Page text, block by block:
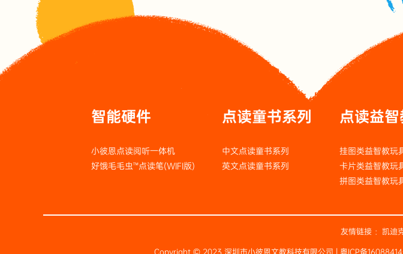
智能硬件
小彼恩点读阅听一体机
好饿毛毛虫™点读笔(WIFI版)
点读童书系列
中文点读童书系列
英文点读童书系列
点读益
挂图类益智教玩
卡片类益智教玩
拼图类益智教玩
友情链接 ： 凯迪
Copyright © 2023 深圳市小彼恩文教科技有限公司 |粤ICP备